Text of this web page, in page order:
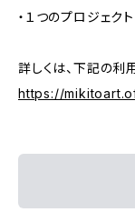
・１つのプロジェク
詳しくは、下記の利
https://